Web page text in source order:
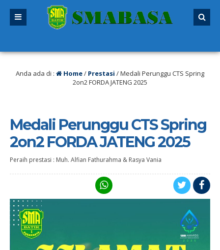
Anda ada di : Home/ Prestasi /Medali Perunggu CTS Spring
2on2 FORDA JATENG 2025
Medali Perunggu CTS Spring
2on2 FORDA JATENG 2025
Peraih prestasi : Muh. Alfian Fathurahma & Rasya Vania